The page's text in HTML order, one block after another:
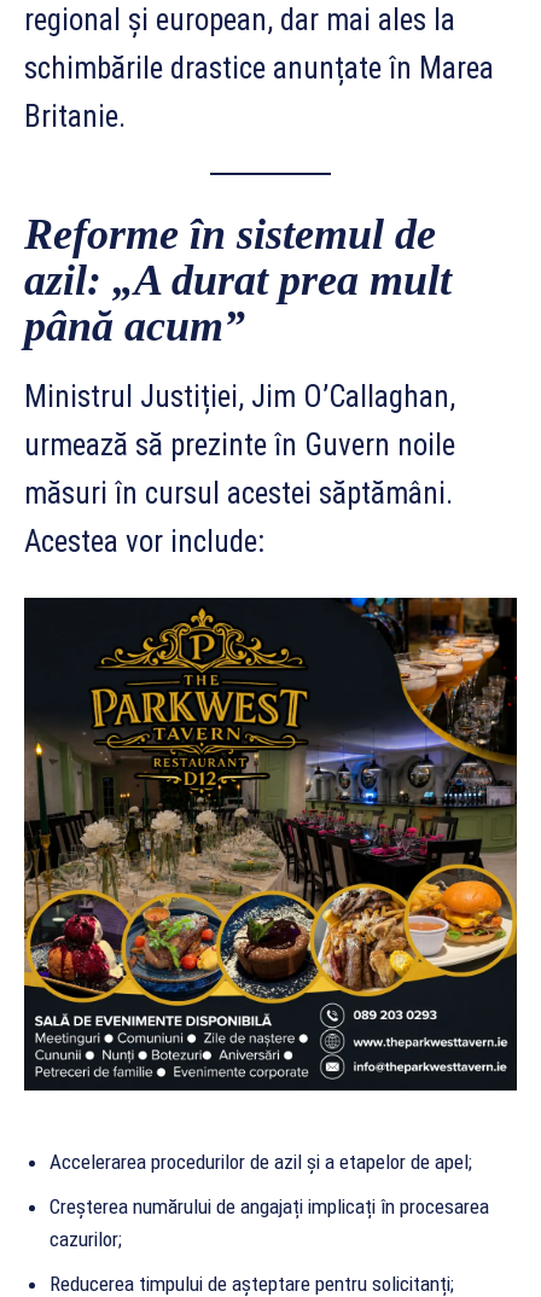
regional și european, dar mai ales la
schimbările drastice anunțate în Marea
Britanie.
Reforme în sistemul de
azil: „A durat prea mult
până acum”
Ministrul Justiției, Jim O’Callaghan,
urmează să prezinte în Guvern noile
măsuri în cursul acestei săptămâni.
Acestea vor include:
Accelerarea procedurilor de azil și a etapelor de apel;
Creșterea numărului de angajați implicați în procesarea
cazurilor;
Reducerea timpului de așteptare pentru solicitanți;